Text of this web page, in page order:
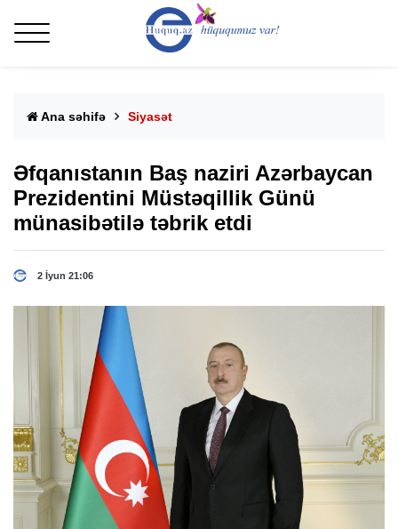
Ana səhifə Siyasət
Əfqanıstanın Baş naziri Azərbaycan
Prezidentini Müstəqillik Günü
münasibətilə təbrik etdi
2 İyun 21:06